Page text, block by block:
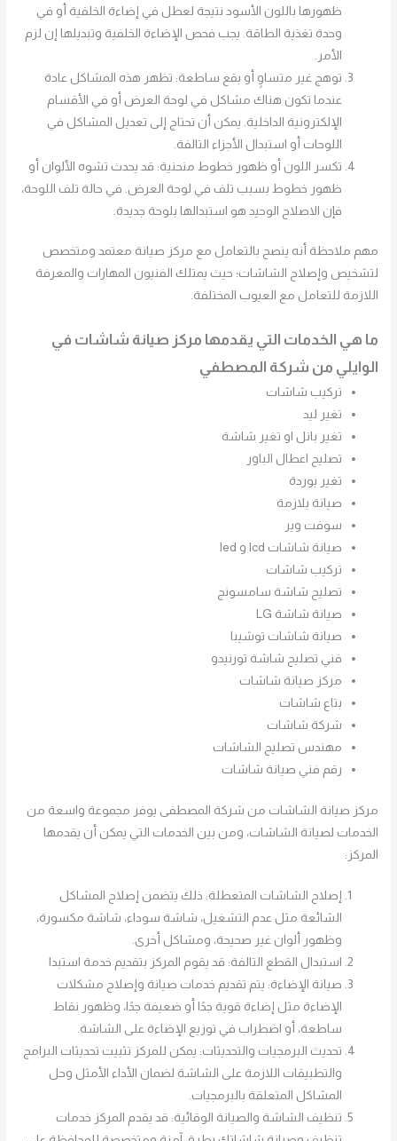
ظهورها باللون الأسود نتيجة لعطل في إضاءة الخلفية أو في
وحدة تغذية الطاقة. يجب فحص الإضاءة الخلفية وتبديلها إن لزم
الأمر.
توهج غير متساوٍ أو بقع ساطعة: تظهر هذه المشاكل عادة
عندما تكون هناك مشاكل في لوحة العرض أو في الأقسام
الإلكترونية الداخلية. يمكن أن تحتاج إلى تعديل المشاكل في
اللوحات أو استبدال الأجزاء التالفة.
تكسر اللون أو ظهور خطوط منحنية: قد يحدث تشوه الألوان أو
ظهور خطوط بسبب تلف في لوحة العرض. في حالة تلف اللوحة،
فإن الاصلاح الوحيد هو استبدالها بلوحة جديدة.
مهم ملاحظة أنه ينصح بالتعامل مع مركز صيانة معتمد ومتخصص
لتشخيص وإصلاح الشاشات؛ حيث يمتلك الفنيون المهارات والمعرفة
اللازمة للتعامل مع العيوب المختلفة.
ما هي الخدمات التي يقدمها مركز صيانة شاشات في
الوايلي من شركة المصطفي
تركيب شاشات
تغير ليد
تغير بانل او تغير شاشة
تصليح اعطال الباور
تغير بوردة
صيانة بلازمة
سوفت وير
صيانة شاشات lcd و led
تركيب شاشات
تصليح شاشة سامسونج
صيانة شاشة LG
صيانة شاشات توشيبا
فني تصليح شاشة تورنيدو
مركز صيانة شاشات
بتاع شاشات
شركة شاشات
مهندس تصليح الشاشات
رقم فني صيانة شاشات
مركز صيانة الشاشات من شركة المصطفى يوفر مجموعة واسعة من
الخدمات لصيانة الشاشات، ومن بين الخدمات التي يمكن أن يقدمها
المركز:
إصلاح الشاشات المتعطلة: ذلك يتضمن إصلاح المشاكل
الشائعة مثل عدم التشغيل، شاشة سوداء، شاشة مكسورة،
وظهور ألوان غير صحيحة، ومشاكل أخرى.
استبدال القطع التالفة: قد يقوم المركز بتقديم خدمة استبدا
صيانة الإضاءة: يتم تقديم خدمات صيانة وإصلاح مشكلات
الإضاءة مثل إضاءة قوية جدًا أو ضعيفة جدًا، وظهور نقاط
ساطعة، أو اضطراب في توزيع الإضاءة على الشاشة.
تحديث البرمجيات والتحديثات: يمكن للمركز تثبيت تحديثات البرامج
والتطبيقات اللازمة على الشاشة لضمان الأداء الأمثل وحل
المشاكل المتعلقة بالبرمجيات.
تنظيف الشاشة والصيانة الوقائية: قد يقدم المركز خدمات